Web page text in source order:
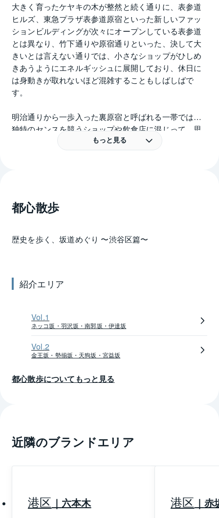
大きく育ったケヤキの木が整然と続く通りに、表参道
ヒルズ、東急プラザ表参道原宿といった新しいファッ
ションビルディングが次々にオープンしている表参道
とは異なり、竹下通りや原宿通りといった、決して大
きいとは言えない通りでは、小さなショップがひしめ
きあうようにエネルギッシュに展開しており、休日に
は身動きが取れないほど混雑することもしばしばで
す。
明治通りから一歩入った裏原宿と呼ばれる一帯では、
独特のセンスを競うショップや飲食店に混じって、思
いがけない普通の商店がひっそりと営業を続けてお
り、ちょっとした探検気分を味わえるエリアとなって
イメージの強い原宿・神宮前ですが、実は、明治神宮
の広大な森や代々木公園、表参道のケヤキ並木、東郷
れた、たいへん恵まれた街でもあります。喧騒の通り
じられます。熱気あふれる若い世代と落ち着いた大人
世代、意外な共生が実現している街が原宿・神宮前な
表参道のクリスマスイルミネーション、多くの参拝客
でにぎわう明治神宮への初詣、8月の原宿表参道元氣祭
スーパーよさこいなど、行事も盛りだくさんで、季節
感のある暮らしが楽しめるのもうれしいところです。
今は原宿という住居表示はなく、駅名に名残を残して
原宿は、江戸時代以前、鎌倉街道の宿場町だったこと
にちなんだネーミングですから、今も昔も人でにぎわ
2020年には、1924年から使われ続けていたJR原宿駅
の木造駅舎が引退。駅前には、複合商業施設「WITH
もっと見る
都心散歩
歴史を歩く、坂道めぐり 〜渋谷区篇〜
紹介エリア
Vol.1
ネッコ坂・羽沢坂・南郭坂・伊達坂
Vol.2
金王坂・勢揃坂・天狗坂・宮益坂
都心散歩についてもっと見る
近隣のブランドエリア
港区 六本木 港区 赤